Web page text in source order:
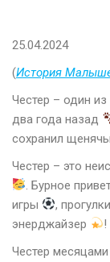
25.04.2024
(История
Честер – один
два года назад
сохранил
Честер – это
. Бурное
игры
, прогулки
энерджайзер
!
Честер